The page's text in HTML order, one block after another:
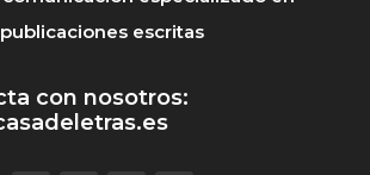
publicaciones escritas
con nosotros: